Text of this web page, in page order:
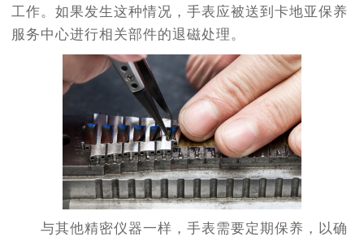
工作。如果发生这种情况，手表应被送到卡地亚保养
服务中心进行相关部件的退磁处理。
与其他精密仪器一样，手表需要定期保养，以确